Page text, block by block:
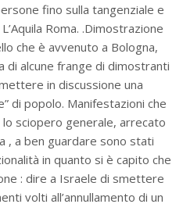
fino sulla tangenziale e
Roma. .Dimostrazione
che è avvenuto a Bologna,
di alcune frange di dimostranti
in discussione una
di popolo. Manifestazioni che
sciopero generale, arrecato
, a ben guardare sono stati
in quanto si è capito che
: dire a Israele di smettere
volti all’annullamento di un